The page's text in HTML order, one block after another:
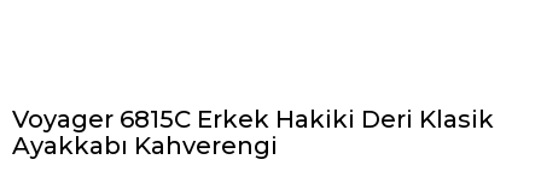
Voyager 6815C Erkek Hakiki Deri Klasik
Ayakkabı Kahverengi